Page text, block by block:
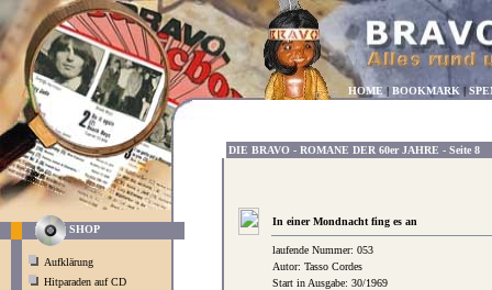
HOME | BOOKMARK |
SHOP
Aufklärung
Hitparaden auf CD
DIE BRAVO - ROMANE DER 60er JAHRE - Seite 8
In einer Mondnacht fing es an
laufende Nummer: 053
Autor: Tasso Cordes
Start in Ausgabe: 30/1969